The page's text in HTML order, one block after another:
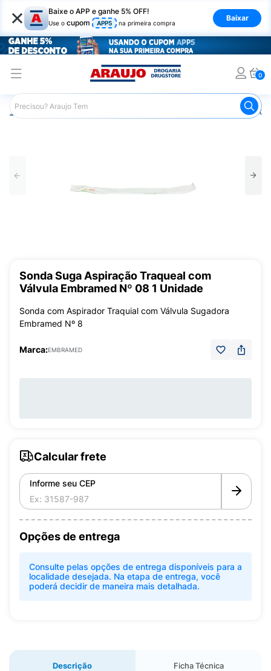
× Baixe o APP e ganhe 5% OFF!
Use o cupom APP5 na primeira compra
Baixar
0
Araujo Saúde e Bem Estar Equipamentos e
Sonda Suga Aspiração Traqueal com
Válvula Embramed Nº 08 1 Unidade
Sonda com Aspirador Traquial com Válvula Sugadora
Embramed Nº 8
Marca:EMBRAMED
Calcular frete
Informe seu CEP
Opções de entrega
Consulte pelas opções de entrega disponíveis para a
localidade desejada. Na etapa de entrega, você
poderá decidir de maneira mais detalhada.
Descrição Ficha Técnica